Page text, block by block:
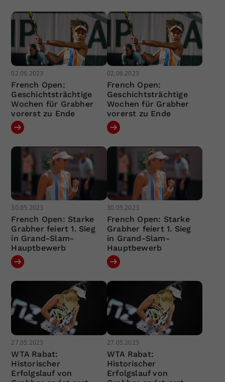
02.06.2023
French Open:
Geschichtsträchtige
Wochen für Grabher
vorerst zu Ende
02.06.2023
French Open:
Geschichtsträchtige
Wochen für Grabher
vorerst zu Ende
30.05.2023
French Open: Starke
Grabher feiert 1. Sieg
in Grand-Slam-
Hauptbewerb
30.05.2023
French Open: Starke
Grabher feiert 1. Sieg
in Grand-Slam-
Hauptbewerb
27.05.2023
WTA Rabat:
Historischer
Erfolgslauf von
27.05.2023
WTA Rabat:
Historischer
Erfolgslauf von